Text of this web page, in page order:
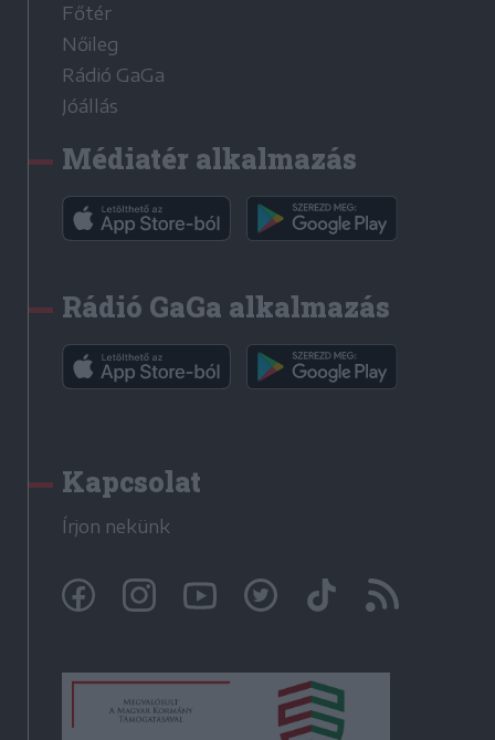
Főtér
Nőileg
Rádió GaGa
Jóállás
Médiatér alkalmazás
Rádió GaGa alkalmazás
Kapcsolat
Írjon nekünk